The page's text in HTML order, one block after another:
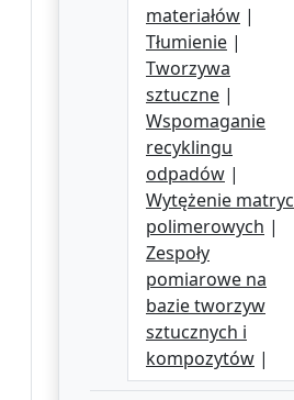
materiałów |
Tłumienie |
Tworzywa
sztuczne |
Wspomaganie
recyklingu
odpadów |
Wytężenie matryc
polimerowych |
Zespoły
pomiarowe na
bazie tworzyw
sztucznych i
kompozytów |